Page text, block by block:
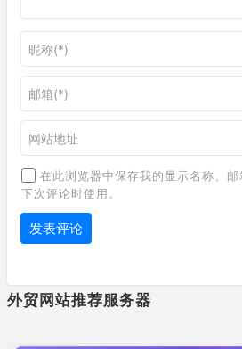
在此浏览器中保存我的显示名称、
下次评论时使用。
外贸网站推荐服务器